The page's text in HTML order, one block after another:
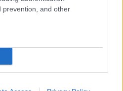
prevention, and other
Το Ιράν σκληραίνει τη γραμμή
εν μέσω πολέμου
που δολοφονήθηκε